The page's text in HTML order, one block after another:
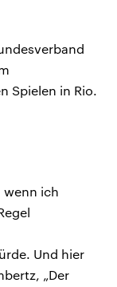
Spielen in Rio.
wenn ich
Und hier
„Der